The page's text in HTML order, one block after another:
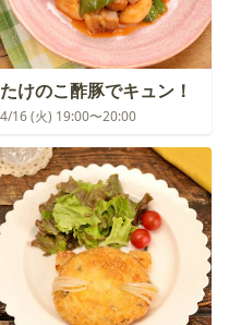
たけのこ酢豚でキュン！
4/16 (火) 19:00〜20:00